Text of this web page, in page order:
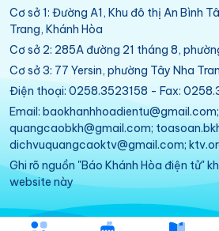
Cơ sở 1: Đường A1, Khu đô thị An Bình
Trang, Khánh Hòa
Cơ sở 2: 285A đường 21 tháng 8,
Cơ sở 3: 77 Yersin, phường Tây Nha
Điện thoại: 0258.3523158 - Fax:
Email: baokhanhhoadientu@gmail.com;
quangcaobkh@gmail.com;
dichvuquangcaoktv@gmail.com;
Ghi rõ nguồn "Báo Khánh Hòa điện tử"
website này